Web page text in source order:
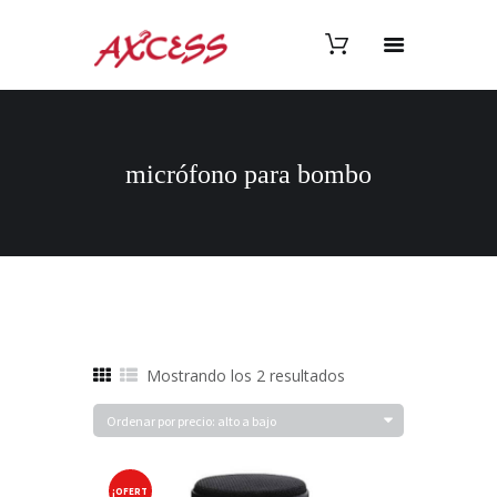
micrófono para bombo
Mostrando los 2 resultadosOrdenado
por
precio:
¡OFERT